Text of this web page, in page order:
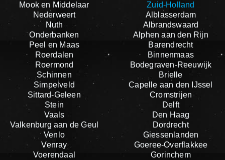
Mook en Middelaar
Nederweert
Nuth
Onderbanken
Peel en Maas
Roerdalen
Roermond
Schinnen
Simpelveld
Sittard-Geleen
Stein
Vaals
Valkenburg aan de Geul
Venlo
Venray
Voerendaal
Zuid-Holland
Alblasserdam
Albrandswaard
Alphen aan den Rijn
Barendrecht
Binnenmaas
Bodegraven-Reeuwijk
Brielle
Capelle aan den IJssel
Cromstrijen
Delft
Den Haag
Dordrecht
Giessenlanden
Goeree-Overflakkee
Gorinchem